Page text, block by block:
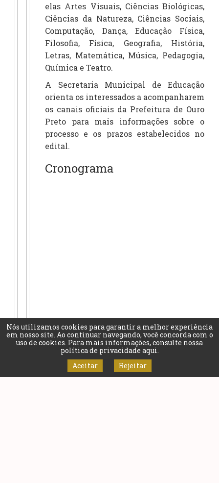
elas Artes Visuais, Ciências Biológicas,
Ciências da Natureza, Ciências Sociais,
Computação, Dança, Educação Física,
Filosofia, Física, Geografia, História,
Letras, Matemática, Música, Pedagogia,
Química e Teatro.
A Secretaria Municipal de Educação
orienta os interessados a acompanharem
os canais oficiais da Prefeitura de Ouro
Preto para mais informações sobre o
processo e os prazos estabelecidos no
edital.
Cronograma
Nós utilizamos cookies para garantir a melhor experiência
em nosso site. Ao continuar navegando, você concorda com o
uso de cookies. Para mais informações, consulte nossa
política de privacidade aqui.
Aceitar
Rejeitar